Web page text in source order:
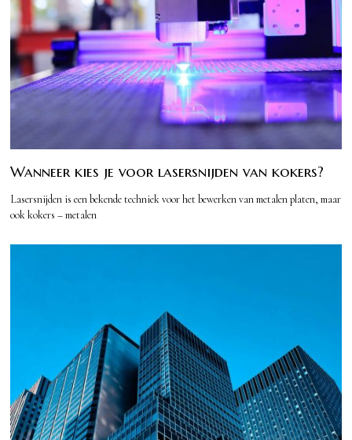
Wanneer kies je voor lasersnijden van kokers?
Lasersnijden is een bekende techniek voor het bewerken van metalen platen, maar
ook kokers – metalen